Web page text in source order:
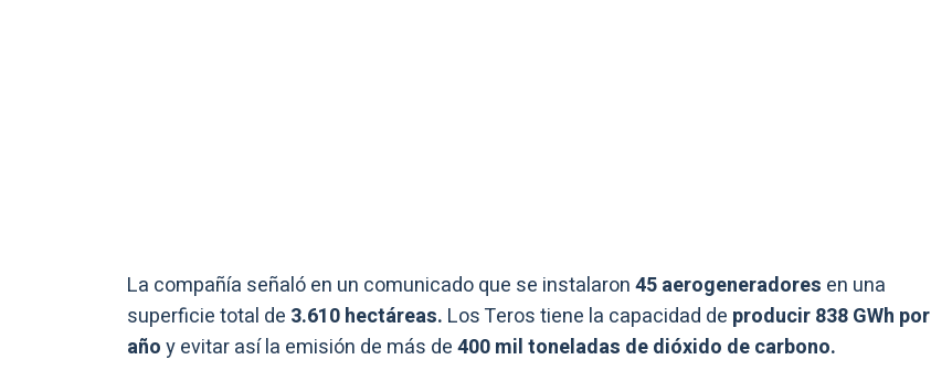
La compañía señaló en un comunicado que se instalaron45 aerogeneradores en una
superficie total de 3.610 hectáreas. Los Teros tiene la capacidad de producir 838 GWh por
añoy evitar así la emisión de más de400 mil toneladas de dióxido de carbono.